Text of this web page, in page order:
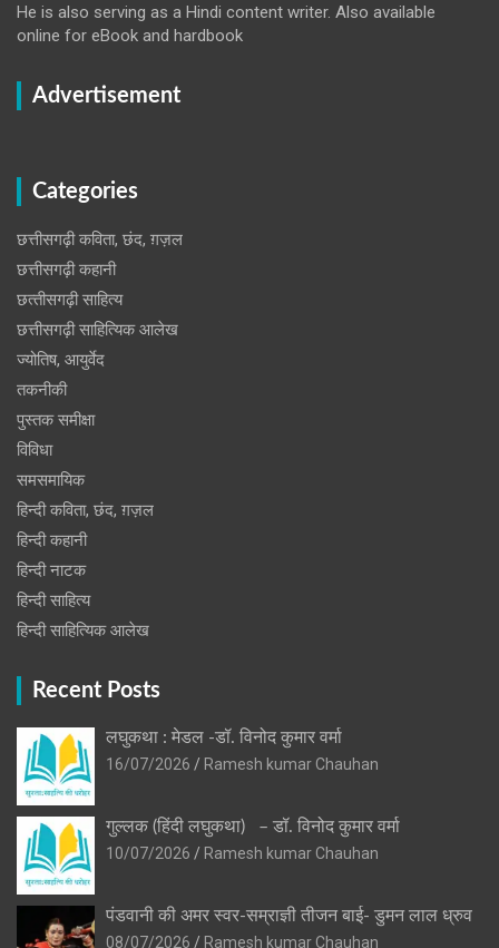
He is also serving as a Hindi content writer. Also available
online for eBook and hardbook
Advertisement
Categories
छत्तीसगढ़ी कविता, छंद, ग़ज़ल
छत्तीसगढ़ी कहानी
छत्‍तीसगढ़ी साहित्‍य
छत्तीसगढ़ी साहित्यिक आलेख
ज्योतिष, आयुर्वेद
तकनीकी
पुस्‍तक समीक्षा
विविधा
समसमायिक
हिन्दी कविता, छंद, ग़ज़ल
हिन्दी कहानी
हिन्‍दी नाटक
हिन्दी साहित्य
हिन्दी साहित्यिक आलेख
Recent Posts
लघुकथा : मेडल -डॉ. विनोद कुमार वर्मा
16/07/2026
Ramesh kumar Chauhan
गुल्लक (हिंदी लघुकथा) – डॉ. विनोद कुमार वर्मा
10/07/2026
Ramesh kumar Chauhan
पंडवानी की अमर स्वर-सम्राज्ञी तीजन बाई- डुमन लाल ध्रुव
08/07/2026
Ramesh kumar Chauhan